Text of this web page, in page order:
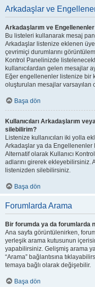
Arkadaşlar ve
Arkadaşlarım ve
Bu listeleri kullanarak mesaj
Arkadaşlar listenize eklenen
çevrimiçi durumlarını
Kontrol Panelinizde
kullanıcılardan gelen mesajlar
Eğer engellenenler listenize bir
oluşturulan mesajlar varsayılan
Başa dön
Kullanıcıları Arkadaşlarım
silebilirim?
Listenize kullanıcıları iki yolla
Arkadaşlar ya da Engellenenler
Alternatif olarak Kullanıcı
adlarını girerek ekleyebilirsiniz.
listenizden silebilirsiniz.
Başa dön
Forumlarda Arama
Bir forumda ya da forumlarda
Ana sayfa görüntülenirken,
yerleşik arama kutusunun
yapabilirsiniz. Gelişmiş arama
“Arama” bağlantısına
temaya bağlı olarak değişebilir.
Başa dön